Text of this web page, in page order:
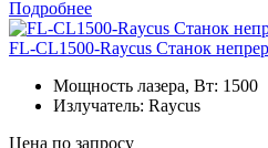
Подробнее
FL-CL1500-Raycus Станок
Мощность лазера, Вт: 1500
Излучатель: Raycus
Цена по запросу